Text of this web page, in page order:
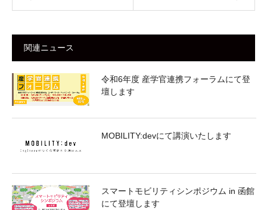
関連ニュース
令和6年度 産学官連携フォーラムにて登
壇します
MOBILITY:devにて講演いたします
スマートモビリティシンポジウム in 函館
にて登壇します